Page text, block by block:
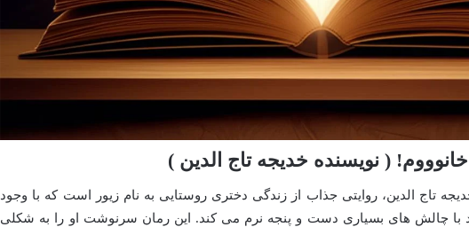
( نویسنده خدیجه تاج الدین )
تاج الدین، روایتی جذاب از زندگی دختری روستایی به نام زیور است که با وجود
با چالش های بسیاری دست و پنجه نرم می کند. این رمان سرنوشت او را به شکلی